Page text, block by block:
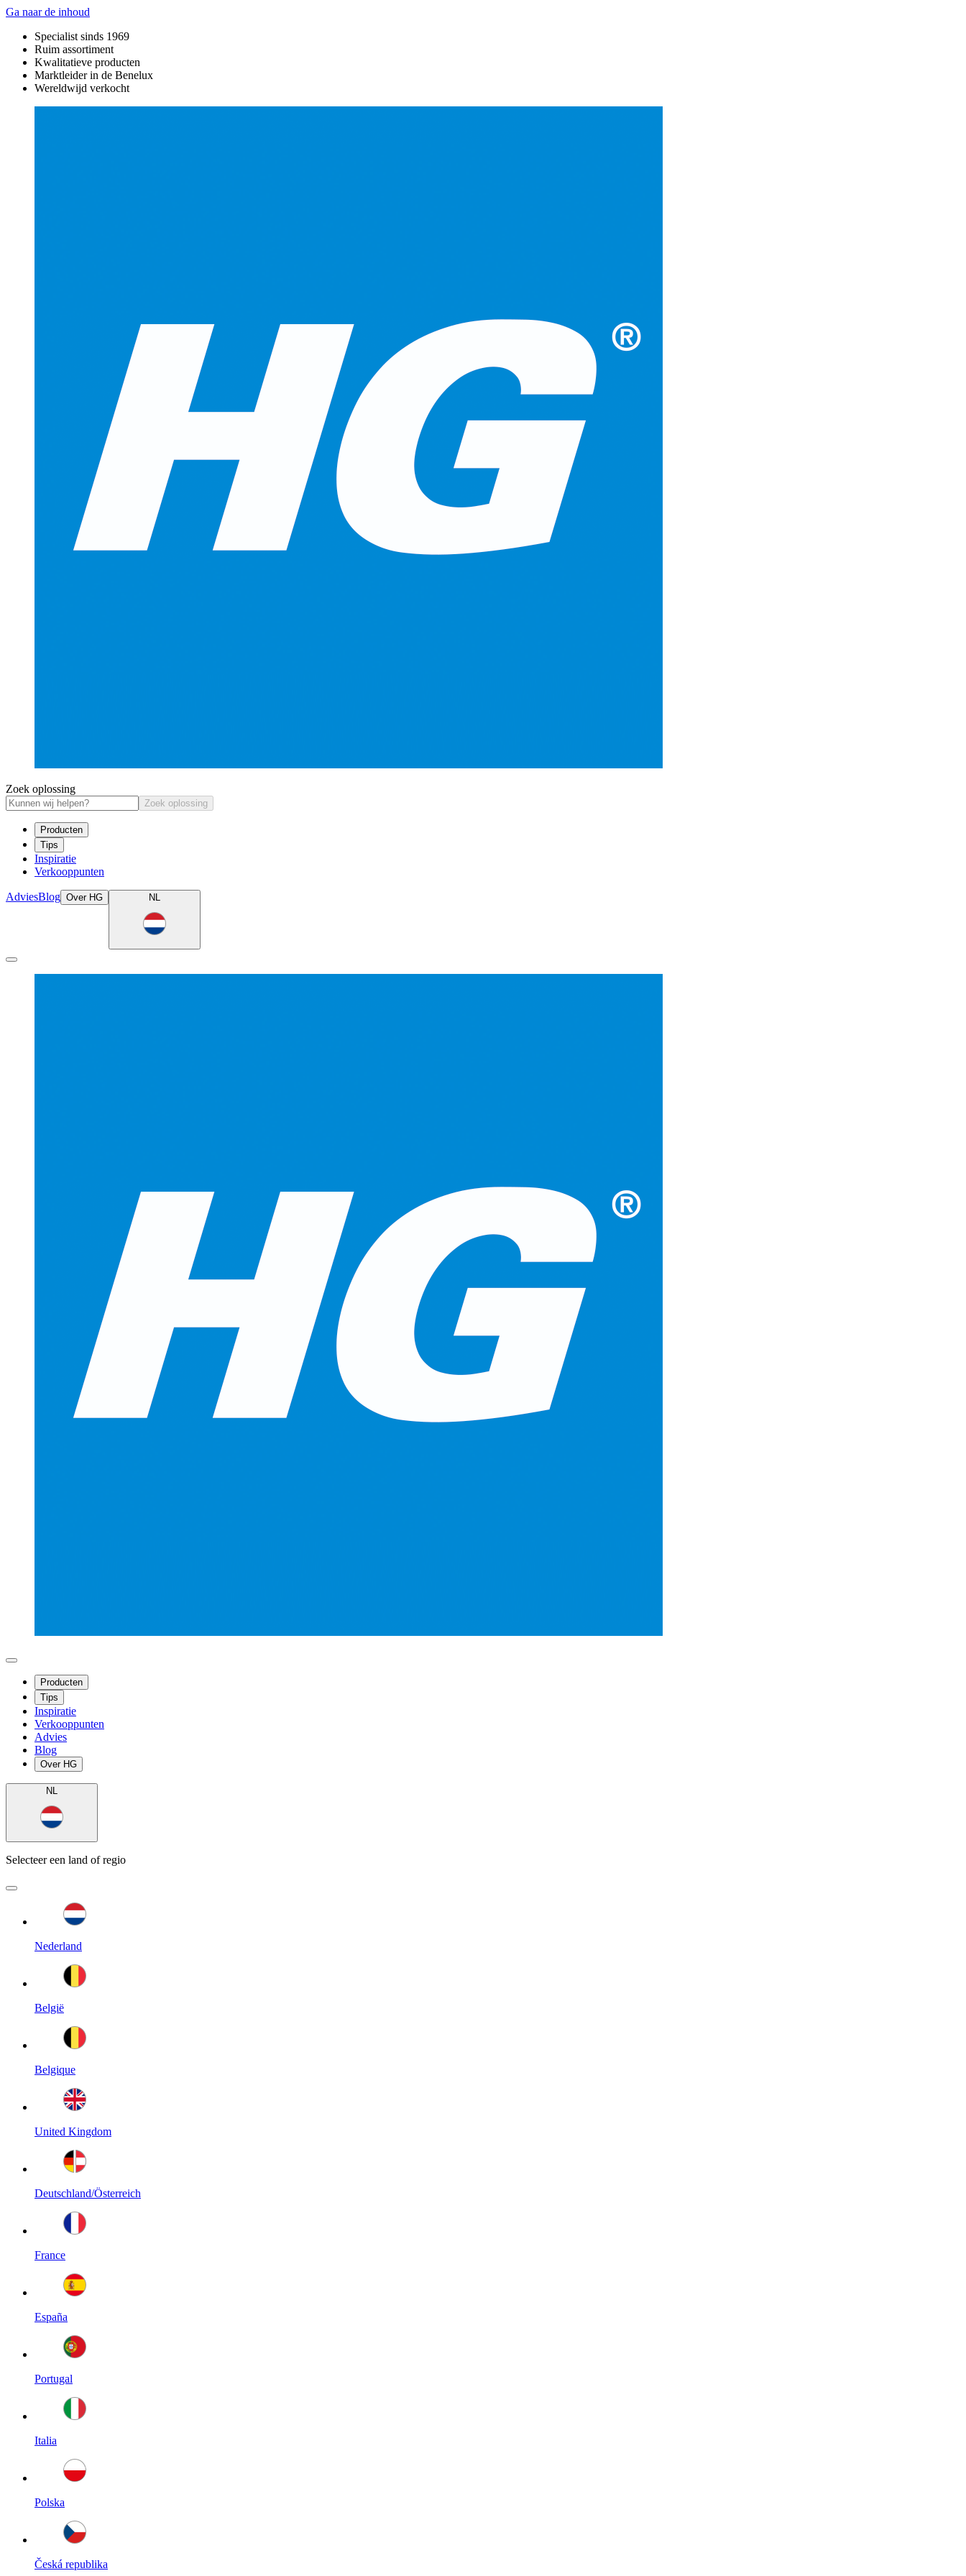
Ga naar de inhoud
Specialist sinds 1969
Ruim assortiment
Kwalitatieve producten
Marktleider in de Benelux
Wereldwijd verkocht
Zoek oplossing
Zoek oplossing
Producten
Tips
Inspiratie
Verkooppunten
AdviesBlog Over HG NL
Producten
Tips
Inspiratie
Verkooppunten
Advies
Blog
Over HG
NL
Selecteer een land of regio
Nederland
België
Belgique
United Kingdom
Deutschland/Österreich
France
España
Portugal
Italia
Polska
Česká republika